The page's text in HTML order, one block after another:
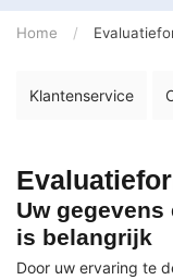
Home /
Klantenservice
Uw
is belangrijk
Door uw ervaring te